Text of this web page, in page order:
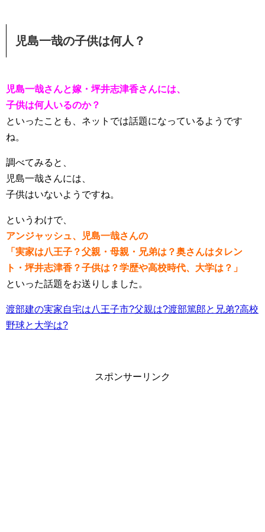
児島一哉の子供は何人？
児島一哉さんと嫁・坪井志津香さんには、
子供は何人いるのか？
といったことも、ネットでは話題になっているようです
ね。
調べてみると、
児島一哉さんには、
子供はいないようですね。
というわけで、
アンジャッシュ、児島一哉さんの
「実家は八王子？父親・母親・兄弟は？奥さんはタレン
ト・坪井志津香？子供は？学歴や高校時代、大学は？」
といった話題をお送りしました。
渡部建の実家自宅は八王子市?父親は?渡部篤郎と兄弟?高校
野球と大学は?
スポンサーリンク